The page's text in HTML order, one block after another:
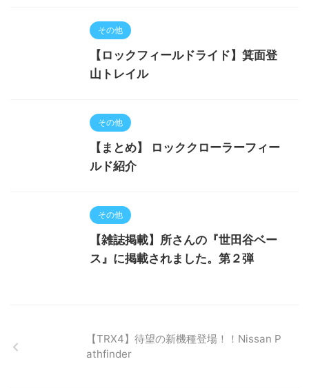
その他
【ロックフィールドライド】箕面登
山トレイル
その他
【まとめ】 ロッククローラーフィー
ルド紹介
その他
【雑誌掲載】所さんの『世田谷ベー
ス』に掲載されました。第２弾
【TRX4】待望の新機種登場！！Nissan P
athfinder